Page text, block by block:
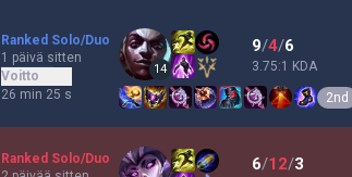
Ranked Solo/Duo
1 päivä sitten
Voitto
26 min 25 s
14
9/4/6
3.75:1 KDA
2nd
Ranked Solo/Duo
6/12/3